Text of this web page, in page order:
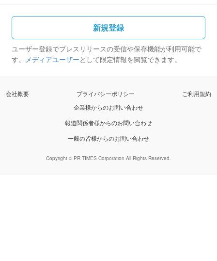
新規登録
ユーザー登録でプレスリリースの受信や保存機能が利用可能で
す。 メディアユーザーとして限定情報を閲覧できます。
会社概要 プライバシーポリシー
ご利用規約
企業様からのお問い合わせ
報道関係者様からのお問い合わせ
一般の皆様からのお問い合わせ
Copyright © PR TIMES Corporation All Rights Reserved.